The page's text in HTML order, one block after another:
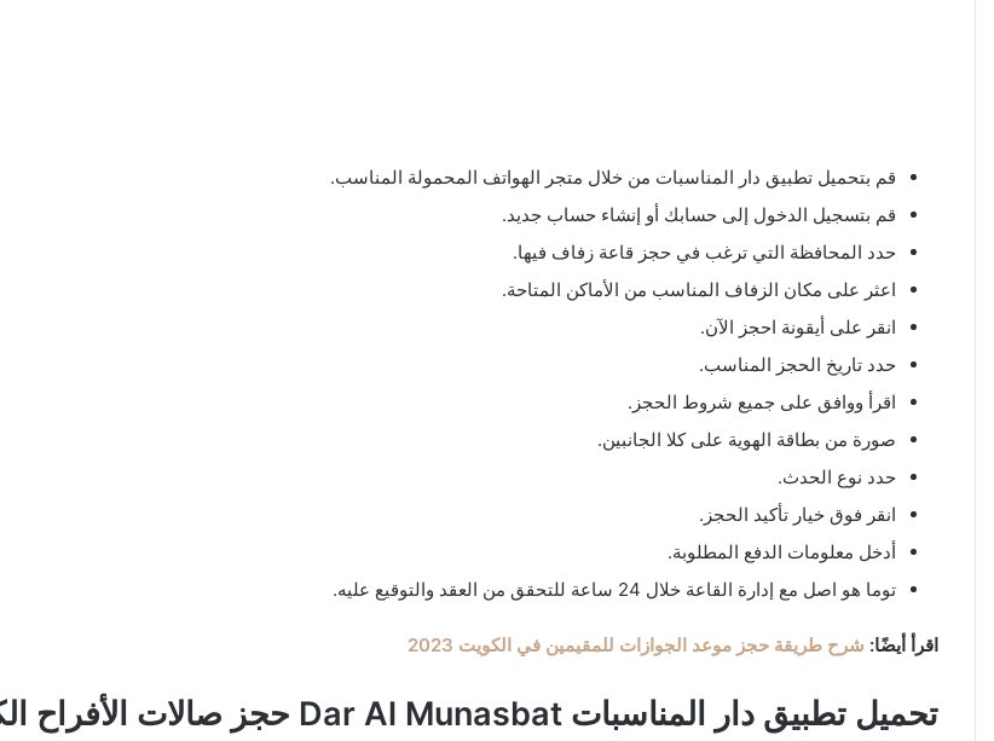
قم بتحميل تطبيق دار المناسبات من خلال متجر الهواتف المحمولة المناسب.
قم بتسجيل الدخول إلى حسابك أو إنشاء حساب جديد.
حدد المحافظة التي ترغب في حجز قاعة زفاف فيها.
اعثر على مكان الزفاف المناسب من الأماكن المتاحة.
انقر على أيقونة احجز الآن.
حدد تاريخ الحجز المناسب.
اقرأ ووافق على جميع شروط الحجز.
صورة من بطاقة الهوية على كلا الجانبين.
حدد نوع الحدث.
انقر فوق خيار تأكيد الحجز.
أدخل معلومات الدفع المطلوبة.
توما هو اصل مع إدارة القاعة خلال 24 ساعة للتحقق من العقد والتوقيع عليه.
اقرأ أيضًا: شرح طريقة حجز موعد الجوازات للمقيمين في الكويت 2023
تحميل تطبيق دار المناسبات Dar Al Munasbat حجز صالات الأفراح الكويت